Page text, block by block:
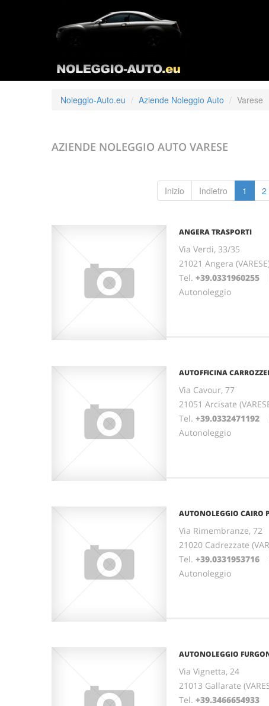
Noleggio-Auto.eu Aziende Noleggio Auto Varese
AZIENDE NOLEGGIO AUTO VARESE
Inizio Indietro 1 2
ANGERA TRASPORTI
Via Verdi, 33/35
21021 Angera
Tel. +39.0331960255
Autonoleggio
AUTOFFICINA
Via Cavour, 77
21051 Arcisate
Tel. +39.0332471192
Autonoleggio
AUTONOLEGGIO CAIRO
Via Rimembranze, 72
21020 Cadrezzate
Tel. +39.0331953716
Autonoleggio
AUTONOLEGGIO
Via Vignetta, 24
21013 Gallarate
Tel. +39.3466654933